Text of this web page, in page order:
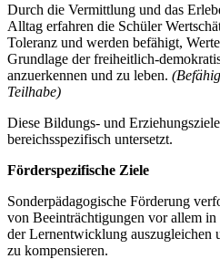
Durch die Vermittlung und das
Alltag erfahren die Schüler
Toleranz und werden befähigt,
Grundlage der freiheitlich-
anzuerkennen und zu leben.
Teilhabe)
Diese Bildungs- und
bereichsspezifisch untersetzt.
Förderspezifische Ziele
Sonderpädagogische Förderung
von Beeinträchtigungen vor allem
der Lernentwicklung auszugleichen
zu kompensieren.